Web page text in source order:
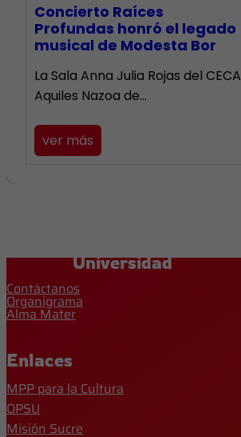
​Concierto Raíces
Profundas honró el legado
musical de Modesta Bor
La Sala Anna Julia Rojas del CECA
Aquiles Nazoa de…
ver más
Universidad
Contáctanos
Organigrama
Alma Mater
Enlaces
MPP para la Cultura
OPSU
Misión Sucre